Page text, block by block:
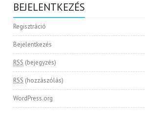
BEJELENTKEZÉS
Regisztráció
Bejelentkezés
RSS (bejegyzés)
RSS (hozzászólás)
WordPress.org